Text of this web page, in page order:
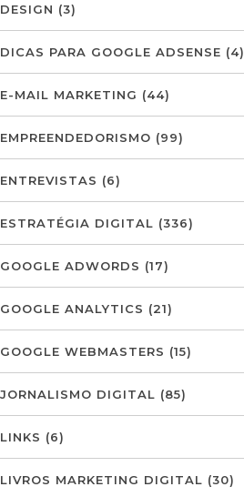
DESIGN (3)
DICAS PARA GOOGLE ADSENSE (4)
E-MAIL MARKETING (44)
EMPREENDEDORISMO (99)
ENTREVISTAS (6)
ESTRATÉGIA DIGITAL (336)
GOOGLE ADWORDS (17)
GOOGLE ANALYTICS (21)
GOOGLE WEBMASTERS (15)
JORNALISMO DIGITAL (85)
LINKS (6)
LIVROS MARKETING DIGITAL (30)